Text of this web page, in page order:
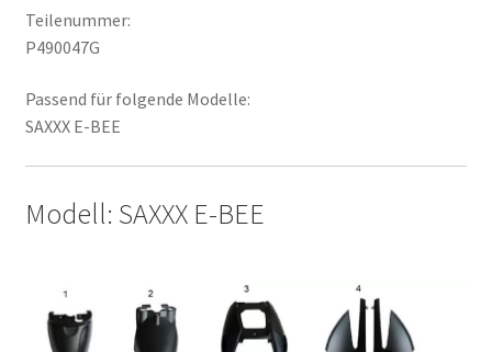
Teilenummer:
P490047G
Passend für folgende Modelle:
SAXXX E-BEE
Modell: SAXXX E-BEE